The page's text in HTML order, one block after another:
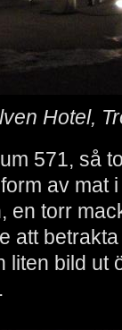
Hotel,
571, så
av mat
en torr
att
liten bild ut